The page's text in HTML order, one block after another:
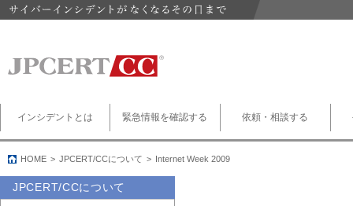
インシデントとは 緊急情報を確認する 依頼・相談する
HOME JPCERT/CCについて Internet Week 2009
JPCERT/CCについて